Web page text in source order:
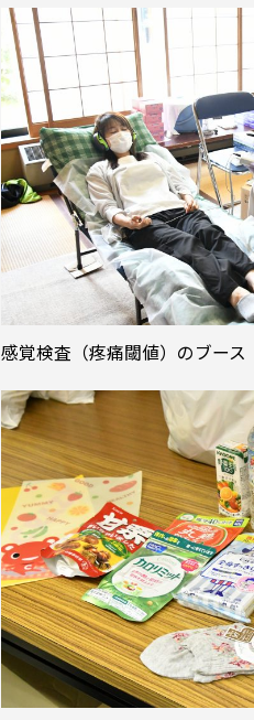
感覚検査（疼痛閾値）のブース